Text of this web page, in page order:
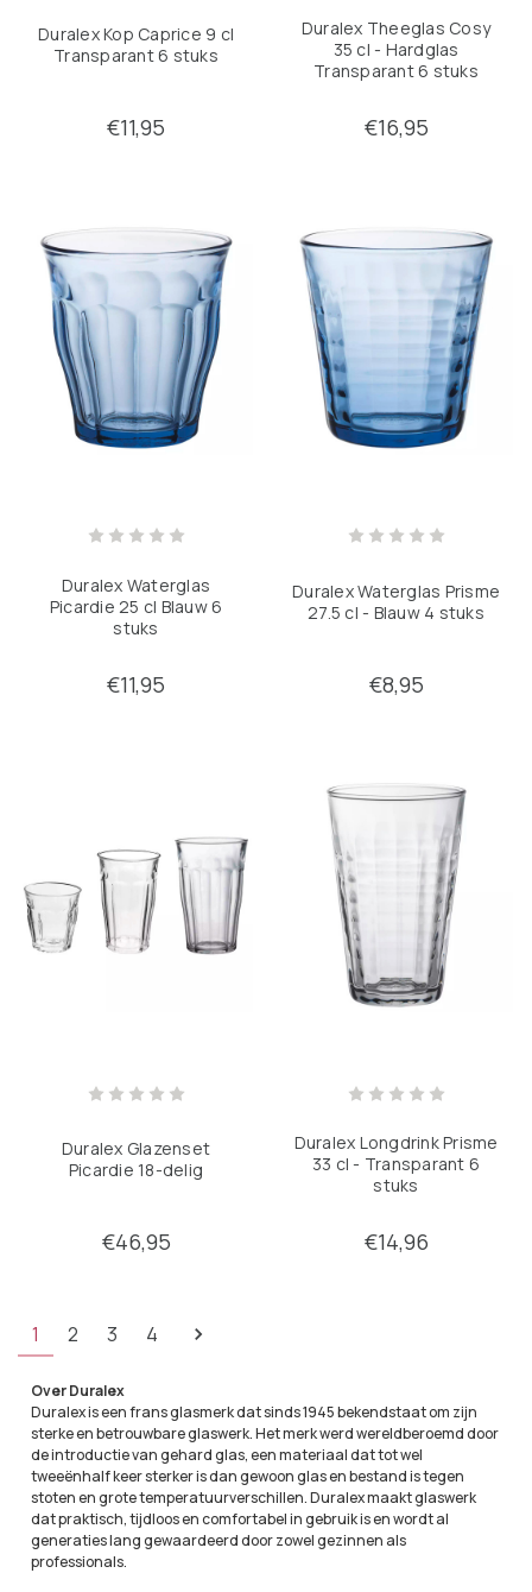
Duralex Kop Caprice 9 cl
Transparant 6 stuks
€11,95
Duralex Theeglas Cosy
35 cl - Hardglas
Transparant 6 stuks
€16,95
Duralex Waterglas
Picardie 25 cl Blauw 6
stuks
€11,95
Duralex Waterglas Prisme
27.5 cl - Blauw 4 stuks
€8,95
Duralex Glazenset
Picardie 18-delig
€46,95
Duralex Longdrink Prisme
33 cl - Transparant 6
stuks
€14,96
1 2 3 4
Over Duralex
Duralex is een frans glasmerk dat sinds 1945 bekendstaat om zijn
sterke en betrouwbare glaswerk. Het merk werd wereldberoemd door
de introductie van gehard glas, een materiaal dat tot wel
tweeënhalf keer sterker is dan gewoon glas en bestand is tegen
stoten en grote temperatuurverschillen. Duralex maakt glaswerk
dat praktisch, tijdloos en comfortabel in gebruik is en wordt al
generaties lang gewaardeerd door zowel gezinnen als
professionals.